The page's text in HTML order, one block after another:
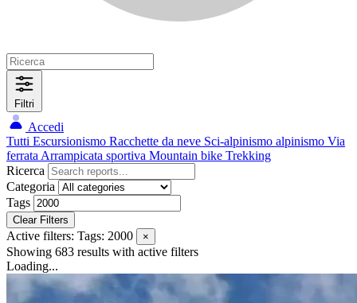
Filtri
Accedi
Tutti Escursionismo Racchette da neve Sci-alpinismo alpinismo Via
ferrata Arrampicata sportiva Mountain bike Trekking
Ricerca
Categoria
Tags
Clear Filters
Active filters: Tags: 2000 ×
Showing 683 results with active filters
Loading...